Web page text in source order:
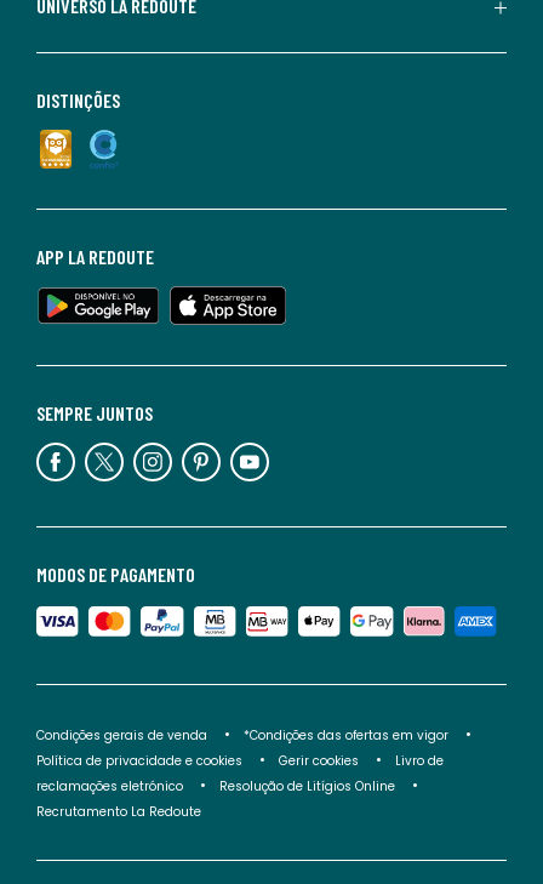
UNIVERSO LA REDOUTE
MODOS DE PAGAMENTO
SEMPRE JUNTOS
APP LA REDOUTE
DISTINÇÕES
Condições gerais de venda
*Condições das ofertas em vigor
Política de privacidade e cookies
Gerir cookies
Livro de
reclamações eletrónico
Resolução de Litígios Online
Recrutamento La Redoute